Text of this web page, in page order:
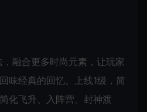
，融合更多时尚元素，让玩家
味经典的回忆。上线1级，简
化飞升、入阵营、封神渡